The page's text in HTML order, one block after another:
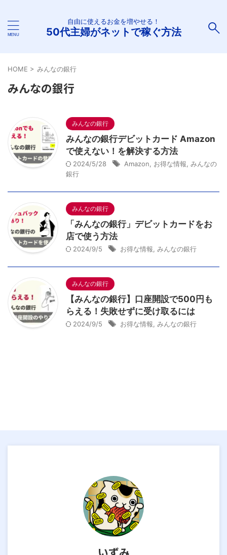
自由に使えるお金を増やせる！
50代主婦がネットで稼ぐ方法
HOME > みんなの銀行
みんなの銀行
みんなの銀行
みんなの銀行デビットカード Amazon
で使えない！を解決する方法
2024/5/28 Amazon お得な情報 みんなの
銀行
みんなの銀行
「みんなの銀行」デビットカードをお
店で使う方法
2024/9/5 お得な情報 みんなの銀行
みんなの銀行
【みんなの銀行】口座開設で500円も
らえる！失敗せずに受け取るには
2024/9/5 お得な情報 みんなの銀行
いずみ